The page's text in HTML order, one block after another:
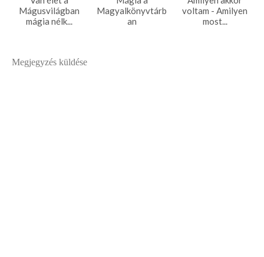
Mágusvilágban
mágia nélk...
Magyalkönyvtárb
an
voltam - Amilyen
most...
Megjegyzés küldése